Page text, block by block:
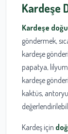
Kardeşe
Kardeşe
göndermek,
kardeşe
papatya,
kardeşe
kaktüs,
Kardeş için